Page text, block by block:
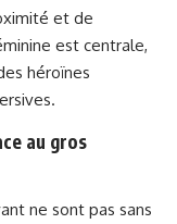
et de
est centrale,
héroïnes
au gros
ne sont pas sans